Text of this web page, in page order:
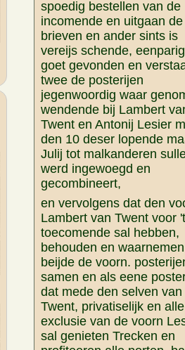
spoedig bestellen van de
incomende en uitgaan de
brieven en ander sints is
vereijs schende,
goet gevonden en
twee de posterijen
jegenwoordig waar
wendende bij Lambert
Twent en Antonij Lesier
den 10 deser lopende
Julij tot malkanderen
werd ingewoegd en
gecombineert,
en vervolgens dat den
Lambert van Twent voor
toecomende sal hebben,
behouden en waarnemen
beijde de voorn.
samen en als eene
dat mede den selven van
Twent, privatiselijk en
exclusie van de voorn
sal genieten Trecken en